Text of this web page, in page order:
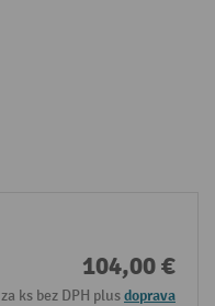
104,00 €
za ks bez DPH plusdoprava